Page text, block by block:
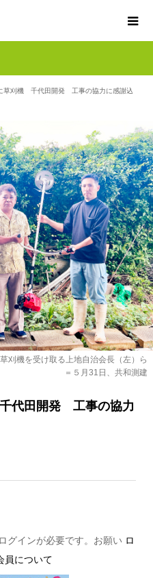
草刈機 千代田開発 工事の協力に感謝込
草刈機を受け取る上地自治会長（左）ら
＝５月31日、共和測建
代田開発 工事の協力
グインが必要です。お願い ロ
員について